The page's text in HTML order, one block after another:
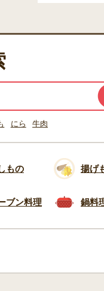
にら 牛肉
もの 揚げ
ブン料理 鍋料